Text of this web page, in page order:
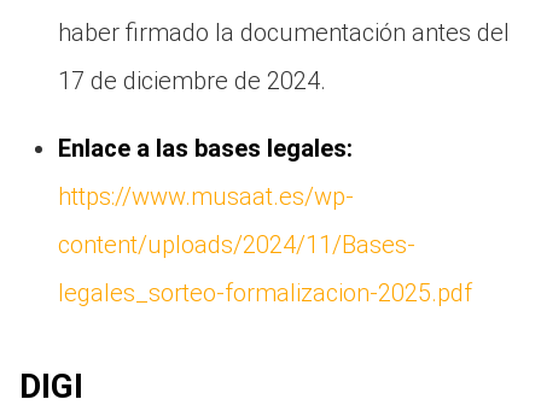
haber firmado la documentación antes del
17 de diciembre de 2024.
Enlace a las bases legales:
https://www.musaat.es/wp-
content/uploads/2024/11/Bases-
legales_sorteo-formalizacion-2025.pdf
DIGI